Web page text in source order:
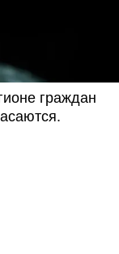
граждан